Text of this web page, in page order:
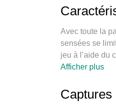
Avec toute la
sensées se
jeu à l’aide du
Adventure: Jeu
option de jouer
d’affectation
Afficher plus
Captures